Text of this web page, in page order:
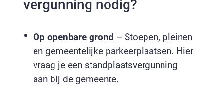
vergunning nodig?
Op openbare grond – Stoepen, pleinen
en gemeentelijke parkeerplaatsen. Hier
vraag je een standplaatsvergunning
aan bij de gemeente.